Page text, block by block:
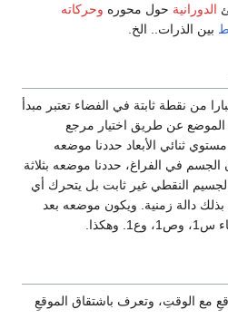
الدورانية حول محوره وحركاته
بين الذرات.. الخ.
من نقطة ثابتة في الفضاء تعتبر مبدأ
الموضع عن طريق اختيار مرجع
ثنائي الأبعاد حددنا موضعه
في الفراغ، حددنا موضعه بثلاثة
النقطي غير ثابت بل يتحرك أي
دالة زمنية. ويكون موضعه بعد
وهكذا.
مع الوقتِ، وتعرف باشتقاق الموقعِ